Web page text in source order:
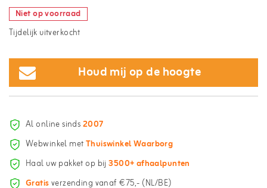
Niet op voorraad
Tijdelijk uitverkocht
Houd mij op de hoogte
Al online sinds2007
Webwinkel metThuiswinkel Waarborg
Haal uw pakket op bij3500+ afhaalpunten
Gratisverzending vanaf €75,- (NL/BE)